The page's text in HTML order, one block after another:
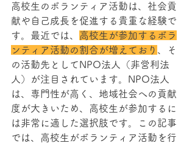
高校生のボランティア活動は、社会貢
献や自己成長を促進する貴重な経験で
す。最近では、
高校生が参加するボラ
ンティア活動の割合が増えており
、そ
の活動先としてNPO法人（非営利法
人）が注目されています。NPO法人
は、専門性が高く、地域社会への貢献
度が大きいため、高校生が参加するに
は非常に適した選択肢です。この記事
では、高校生がボランティア活動を行